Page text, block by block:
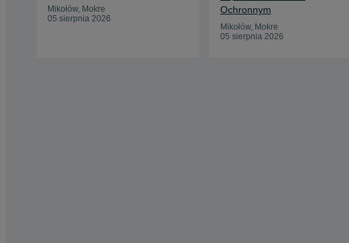
Mikołów, Mokre
05 sierpnia 2026
Ochronnym
Mikołów, Mokre
05 sierpnia 2026